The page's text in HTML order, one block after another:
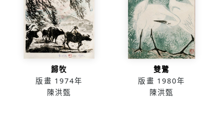
歸牧
版畫 1974年
陳洪甄
雙鷺
版畫 1980年
陳洪甄